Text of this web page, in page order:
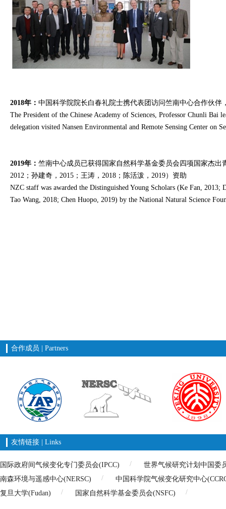
2018年： 中国科学院院长白春礼院士携代表团访问竺南中心合作伙
The President of the Chinese Academy of Sciences, Professor Chunli
delegation visited Nansen Environmental and Remote Sensing Center on
2019年： 竺南中心成员已获得国家自然科学基金委员会四项国家杰出
2012；孙建奇，2015；王涛，2018；陈活泼，2019）资助
NZC staff was awarded the Distinguished Young Scholars (Ke Fan,
Tao Wang, 2018; Chen Huopo, 2019) by the National Natural Science
合作成员 | Partners
友情链接 | Links
国际政府间气候变化专门委员会(IPCC)
世界气候研究计划中国委
南森环境与遥感中心(NERSC)
中国科学院气候变化研究中心
复旦大学(Fudan)
国家自然科学基金委员会(NSFC)